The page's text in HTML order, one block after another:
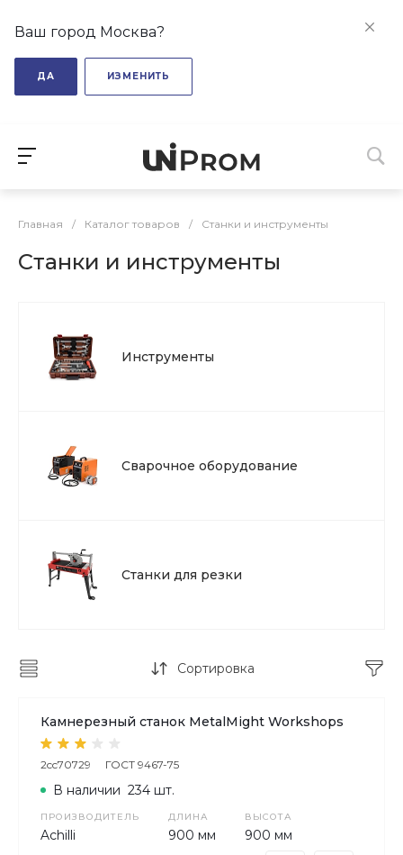
Ваш город Москва?
ДА ИЗМЕНИТЬ
Главная / Каталог товаров / Станки и инструменты
Станки и инструменты
Инструменты
Сварочное оборудование
Станки для резки
Сортировка
Камнерезный станок MetalMight Workshops
2cc70729 ГОСТ 9467-75
ПРОИЗВОДИТЕЛЬ
Achilli
ДЛИНА
900 мм
ВЫСОТА
900 мм
В наличии 234 шт.